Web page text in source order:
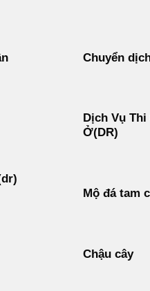
Chuyển
Dịch Vụ
Ở(DR)
Mộ đá tam
Chậu cây